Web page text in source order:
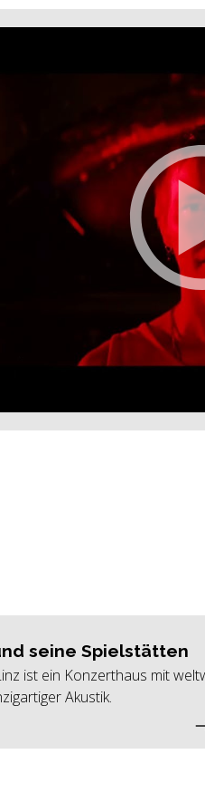
seine Spielstätten
ist ein Konzerthaus mit
Akustik.